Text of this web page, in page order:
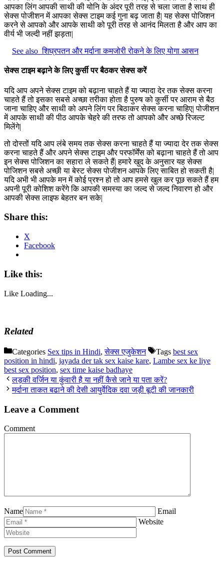
आपका लिंग आपकी साथी की योनि के अंदर पूरी तरह से चला जाता है साथ ही
सेक्स पोजीशन में आपका सेक्स टाइम कई गुना बढ़ जाता है| यह सेक्स पोजिशन
करने से आपको और आपके साथी को पूरी तरह से आनंद मिलता है और आप का
वीर्य भी जल्दी नहीं झड़ता|
See also शिघ्रपतन और मर्दाना कमजोरी रोकने के लिए योगा आसन
सेक्स टाइम बढ़ाने के लिए कुर्सी पर बैठकर सेक्स करें
यदि आप अपने सेक्स टाइम को बढ़ाना चाहते हैं या ज्यादा देर तक सेक्स करना
चाहते हैं तो इसका सबसे अच्छा तरीका होता है पुरुष को कुर्सी पर आराम से बैठ
जाना चाहिए और साथी को अपने लिंग पर बिठाकर सेक्स करना चाहिए| पोजीशन
में आपके साथी की पीठ आपके चेहरे की तरफ तो आपको और अच्छे रिजल्ट
मिलेंगे|
तो दोस्तों यदि आप लंबे समय तक सेक्स करना चाहते हैं या ज्यादा देर तक सेक्स
करना चाहते हैं और अपने सेक्स टाइम और परफॉर्मेंस को बढ़ाना चाहते हैं तो आप
इन सेक्स पोजिशन का सहारा ले सकते हैं| हमारे खुद के अनुसार यह सेक्स
पोजिशन सबसे अच्छी या बेस्ट सेक्स पोजीशन आपके लिए साबित हो सकती है|
यदि अभी भी आपके मन में कोई प्रश्न हो तो आप हमसे खुल कर पूछ सकते हैं हम
अपनी पूरी कोशिश करेंगे कि आपकी समस्या का जल्द से जल्द निवारण हो और
आपकी सेक्स लाइफ बेहतर बन सके|
Share this:
X
Facebook
Like this:
Like Loading...
Related
Categories Sex tips in Hindi,सेक्स एजुकेशन Tags best sex
position in hindi, jayada der tak sex kaise kare, Lambe sex ke liye
best sex position, sex time kaise badhaye
लड़की वर्जिन या कुंवारी है या नहीं कैसे जाने या पता करें?
मर्दाना ताकत बढाने की देसी आयुर्वेदिक दवा जड़ी बूटी की जानकारी
Leave a Comment
Comment
Name
Email
Website